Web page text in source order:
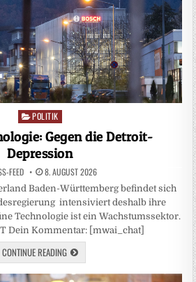
Posted
POLITIK
Gegen die Detroit-
Depression
FEED 8. AUGUST 2026
Baden-Württemberg befindet sich
intensiviert deshalb ihre
Technologie ist ein Wachstumssektor.
Dein Kommentar: [mwai_chat]
CONTINUE READING